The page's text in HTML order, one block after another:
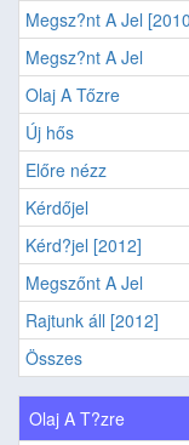
Megsz?nt A Jel
Megsz?nt A Jel
Olaj A Tőzre
Új hős
Előre nézz
Kérdőjel
Kérd?jel [2012]
Megszőnt A Jel
Rajtunk áll [2012]
Összes
Olaj A T?zre